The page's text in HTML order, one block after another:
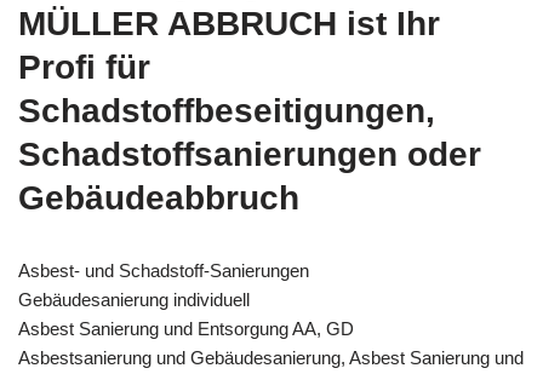
MÜLLER ABBRUCH ist Ihr
Profi für
Schadstoffbeseitigungen,
Schadstoffsanierungen oder
Gebäudeabbruch
Asbest- und Schadstoff-Sanierungen
Gebäudesanierung individuell
Asbest Sanierung und Entsorgung AA, GD
Asbestsanierung und Gebäudesanierung, Asbest Sanierung und